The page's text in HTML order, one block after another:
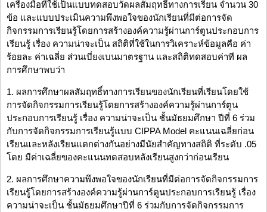
เครื่องมือที่ใช้เป็นแบบทดสอบวัดผลสัมฤทธิ์ทางการเรียน จำนวน 30
ข้อ และแบบประเมินความพึงพอใจของนักเรียนที่มีต่อการจัด
กิจกรรมการเรียนรู้โดยการสร้างองค์ความรู้ผ่านการ์ตูนประกอบการ
เรียนรู้ เรื่อง ความน่าจะเป็น สถิติที่ใช้ในการวิเคราะห์ข้อมูลคือ ค่า
ร้อยละ ค่าเฉลี่ย ส่วนเบี่ยงเบนมาตรฐาน และสถิติทดสอบค่าที ผล
การศึกษาพบว่า
1. ผลการศึกษาผลสัมฤทธิ์ทางการเรียนของนักเรียนที่เรียนโดยใช้
การจัดกิจกรรมการเรียนรู้โดยการสร้างองค์ความรู้ผ่านการ์ตูน
ประกอบการเรียนรู้ เรื่อง ความน่าจะเป็น ชั้นมัธยมศึกษา ปีที่ 6 ร่วม
กับการจัดกิจกรรมการเรียนรู้แบบ CIPPA Model คะแนนเฉลี่ยก่อน
เรียนและหลังเรียนแตกต่างกันอย่างมีนัยสำคัญทางสถิติ ที่ระดับ .05
โดย มีค่าเฉลี่ยของคะแนนทดสอบหลังเรียนสูงกว่าก่อนเรียน
2. ผลการศึกษาความพึงพอใจของนักเรียนที่มีต่อการจัดกิจกรรมการ
เรียนรู้โดยการสร้างองค์ความรู้ผ่านการ์ตูนประกอบการเรียนรู้ เรื่อง
ความน่าจะเป็น ชั้นมัธยมศึกษาปีที่ 6 ร่วมกับการจัดกิจกรรมการ